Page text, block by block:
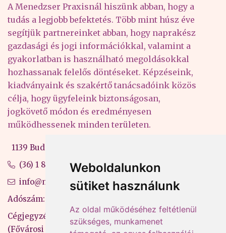
Weboldalunkon
sütiket használunk
Az oldal működéséhez feltétlenül
szükséges, munkamenet
A Menedzser Praxisnál hiszünk abban, hogy a
tudás a legjobb befektetés. Több mint húsz éve
segítjük partnereinket abban, hogy naprakész
gazdasági és jogi információkkal, valamint a
gyakorlatban is használható megoldásokkal
hozhassanak felelős döntéseket. Képzéseink,
kiadványaink és szakértő tanácsadóink közös
célja, hogy ügyfeleink biztonságosan,
jogkövető módon és eredményesen
működhessenek minden területen.
1139 Budapest, Váci út 99-105. 4. em.
(36) 1 880 76 00
info@mprx.hu
Adószám: 13598145-2-41
Cégjegyzékszám: 01-09-883770
(Fővárosi Bíróság)